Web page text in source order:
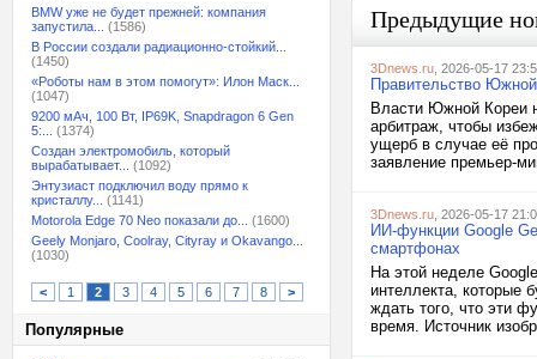
BMW уже не будет прежней: компания
запустила...
(1586)
В России создали радиационно-стойкий...
(1450)
«Роботы нам в этом помогут»: Илон Маск...
(1047)
9200 мАч, 100 Вт, IP69K, Snapdragon 6 Gen
5:...
(1374)
Создан электромобиль, который
вырабатывает...
(1092)
Энтузиаст подключил воду прямо к
кристаллу...
(1141)
Motorola Edge 70 Neo показали до...
(1600)
Geely Monjaro, Coolray, Cityray и Okavango...
(1030)
< 1 2 3 4 5 6 7 8 >
Популярные
Предыдущие
3Dnews.ru , 2026-05-17
Правительство Южной
Власти Южной Кореи
арбитраж, чтобы
ущерб в случае её
заявление премьер-
3Dnews.ru , 2026-05-17
ИИ-функции Google
смартфонах
На этой неделе
интеллекта, которые
ждать того, что эти
время. Источник